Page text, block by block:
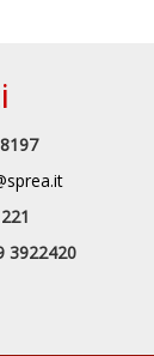
3922420